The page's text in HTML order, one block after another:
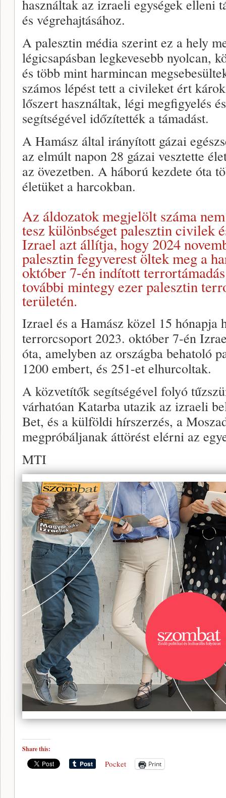
használtak az izraeli egységek elleni
és végrehajtásához.
A palesztin média szerint ez a hely
légicsapásban legkevesebb nyolcan,
és több mint harmincan
számos lépést tett a civileket ért
lőszert használtak, légi megfigyelés
segítségével időzítették a támadást.
A Hamász által irányított gázai
az elmúlt napon 28 gázai vesztette
az övezetben. A háború kezdete óta
életüket a harcokban.
Az áldozatok megjelölt száma
tesz különbséget palesztin civilek
Izrael azt állítja, hogy 2024
palesztin fegyverest öltek meg a
október 7-én indított
további mintegy ezer palesztin
területén.
Izrael és a Hamász közel 15 hónapja
terrorcsoport 2023. október 7-én
óta, amelyben az országba behatoló
1200 embert, és 251-et elhurcoltak.
A közvetítők segítségével folyó
várhatóan Katarba utazik az izraeli
Bet, és a külföldi hírszerzés, a
megpróbáljanak áttörést elérni az
MTI
Share this:
Pocket Print